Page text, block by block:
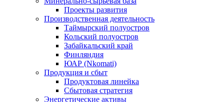
Проекты развития
Производственная деятельность
Таймырский полуостров
Кольский полуостров
Забайкальский край
Финляндия
ЮАР (Nkomati)
Продукция и сбыт
Продуктовая линейка
Сбытовая стратегия
Энергетические активы